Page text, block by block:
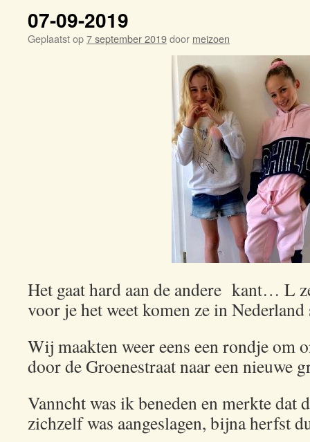
07-09-2019
Geplaatst op7 september 2019door meizoen
Het gaat hard aan de andere kant… L
voor je het weet komen ze in
Wij maakten weer eens een rondje om
door de Groenestraat naar een nieuwe
Vanncht was ik beneden en merkte dat
zichzelf was aangeslagen, bijna herfst